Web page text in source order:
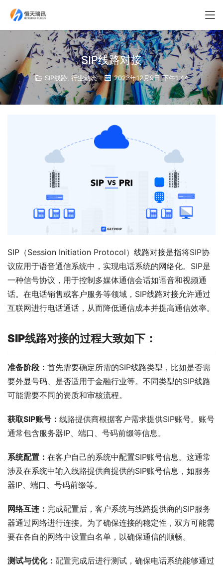
SIP线路对接
SIP线路 行业动态 2023年12月9日 下午1:44
SIP（Session Initiation Protocol）线路对接是指将SIP协
议应用于语音通信系统中，实现电话系统的网络化。SIP是
一种信号协议，用于控制多媒体通信会话如语音和视频通
话。在电话销售或客户服务等领域，SIP线路对接允许通过
互联网进行电话通话，从而降低通信成本并提高通信效率。
SIP线路对接的过程大致如下 ：
准备阶段： 首先需要确定所需的SIP线路类型，比如是否需
要外显号码、是否适用于金融行业等。不同类型的SIP线路
可能需要不同的资质和审核流程。
获取SIP账号： 线路提供商根据客户需求提供SIP账号。账号
通常包含服务器IP、端口、号码前缀等信息。
系统配置： 在客户自己的系统中配置SIP账号信息。这通常
涉及在系统中输入线路提供商提供的SIP账号信息，如服务
器IP、端口、号码前缀等。
网络互连： 完成配置后，客户系统与线路提供商的SIP服务
器通过网络进行连接。为了确保连接的稳定性，双方可能需
要在各自的网络中设置白名单，以确保通信的顺畅。
测试与优化： 配置完成后进行测试，确保电话系统能够通过